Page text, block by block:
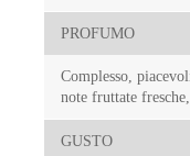
PROFUMO
Complesso,
note fruttate
GUSTO